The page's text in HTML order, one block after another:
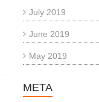
July 2019
June 2019
May 2019
META